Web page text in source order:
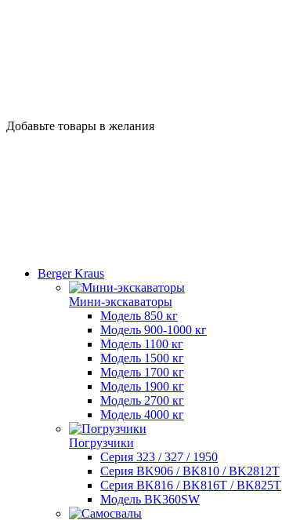
Добавьте товары в желания
Berger Kraus
Мини-экскаваторы
Модель 850 кг
Модель 900-1000 кг
Модель 1100 кг
Модель 1500 кг
Модель 1700 кг
Модель 1900 кг
Модель 2700 кг
Модель 4000 кг
Погрузчики
Серия 323 / 327 / 1950
Серия BK906 / BK810 / BK2812T
Серия BK816 / BK816T / BK825T
Модель BK360SW